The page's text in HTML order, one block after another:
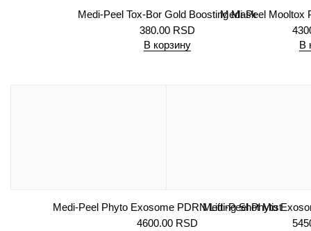
Medi-Peel Tox-Bor Gold Boosting Mask
380.00 RSD
В корзину
Medi-Peel Mooltox
В
Medi-Peel Phyto Exosome PDRN Lifting Shot Mist
4600.00 RSD
Medi-Peel Phyto